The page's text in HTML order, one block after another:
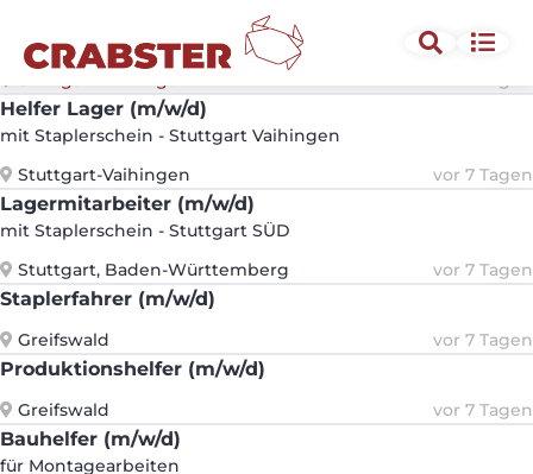
mit Staplerschein - Stuttgart Vaihingen
Helfer Lager (m/w/d)
mit Staplerschein - Stuttgart Vaihingen
Stuttgart-Vaihingen
vor 7 Tagen
Lagermitarbeiter (m/w/d)
mit Staplerschein - Stuttgart SÜD
Stuttgart, Baden-Württemberg
vor 7 Tagen
Staplerfahrer (m/w/d)
Greifswald vor 7 Tagen
Produktionshelfer (m/w/d)
Greifswald vor 7 Tagen
Bauhelfer (m/w/d)
für Montagearbeiten